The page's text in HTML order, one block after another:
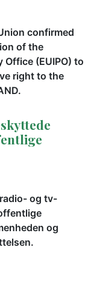
confirmed
of the
(EUIPO) to
right to the
og tv-
og